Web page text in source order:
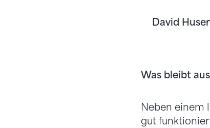
David Huser
Was bleibt
Neben einem
gut